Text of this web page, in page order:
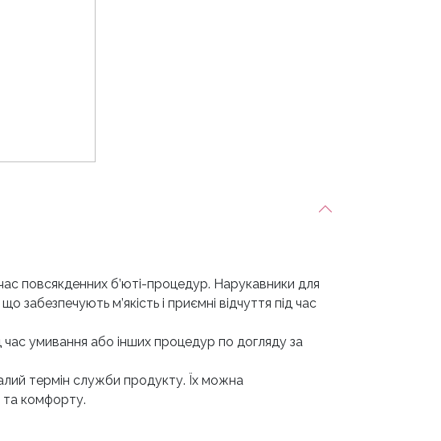
повсякденних б’юті-процедур. Нарукавники для
м’якість і приємні відчуття під час
умивання або інших процедур по догляду за
термін служби продукту. Їх можна
та комфорту.